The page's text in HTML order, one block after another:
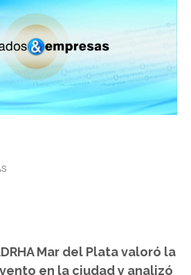
Mar del Plata valoró la
en la ciudad y analizó